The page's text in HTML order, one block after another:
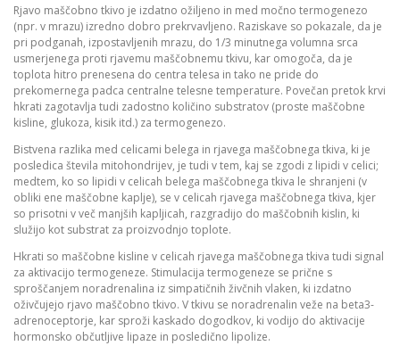
Rjavo maščobno tkivo je izdatno ožiljeno in med močno termogenezo
(npr. v mrazu) izredno dobro prekrvavljeno. Raziskave so pokazale, da je
pri podganah, izpostavljenih mrazu, do 1/3 minutnega volumna srca
usmerjenega proti rjavemu maščobnemu tkivu, kar omogoča, da je
toplota hitro prenesena do centra telesa in tako ne pride do
prekomernega padca centralne telesne temperature. Povečan pretok krvi
hkrati zagotavlja tudi zadostno količino substratov (proste maščobne
kisline, glukoza, kisik itd.) za termogenezo.
Bistvena razlika med celicami belega in rjavega maščobnega tkiva, ki je
posledica števila mitohondrijev, je tudi v tem, kaj se zgodi z lipidi v celici;
medtem, ko so lipidi v celicah belega maščobnega tkiva le shranjeni (v
obliki ene maščobne kaplje), se v celicah rjavega maščobnega tkiva, kjer
so prisotni v več manjših kapljicah, razgradijo do maščobnih kislin, ki
služijo kot substrat za proizvodnjo toplote.
Hkrati so maščobne kisline v celicah rjavega maščobnega tkiva tudi signal
za aktivacijo termogeneze. Stimulacija termogeneze se prične s
sproščanjem noradrenalina iz simpatičnih živčnih vlaken, ki izdatno
oživčujejo rjavo maščobno tkivo. V tkivu se noradrenalin veže na beta3-
adrenoceptorje, kar sproži kaskado dogodkov, ki vodijo do aktivacije
hormonsko občutljive lipaze in posledično lipolize.